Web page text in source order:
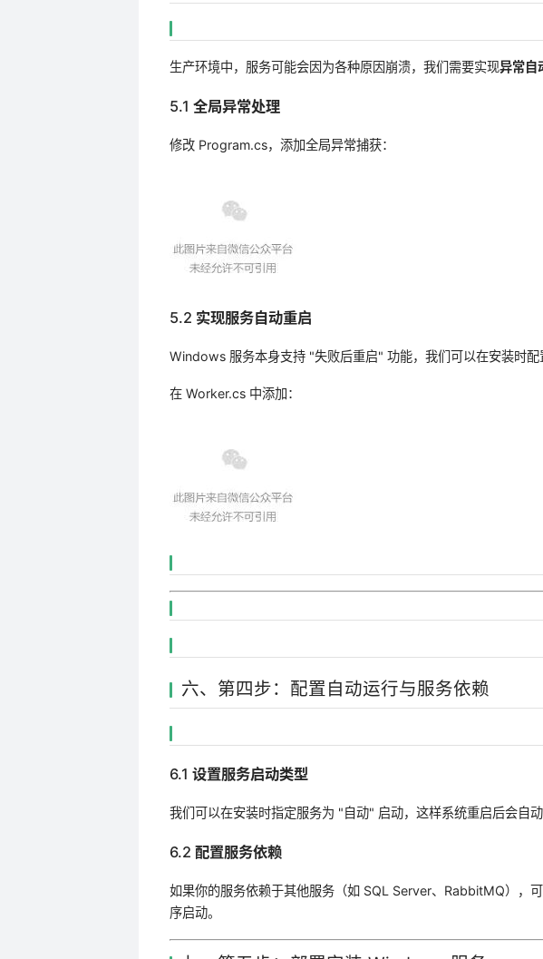
生产环境中，服务可能会因为各种原因崩溃，我们需要实现异常自
5.1 全局异常处理
修改 Program.cs，添加全局异常捕获：
5.2 实现服务自动重启
Windows 服务本身支持 "失败后重启" 功能，我们可以在安装时配
在 Worker.cs 中添加：
六、第四步：配置自动运行与服务依赖
6.1 设置服务启动类型
我们可以在安装时指定服务为 "自动" 启动，这样系统重启后会自动
6.2 配置服务依赖
如果你的服务依赖于其他服务（如 SQL Server、RabbitMQ），
序启动。